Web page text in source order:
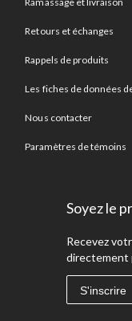
Retours et échanges
Rappels de produits
Les fiches de données
Nous contacter
Paramètres de témoins
Soyez le
Recevez
directement
S'inscrire